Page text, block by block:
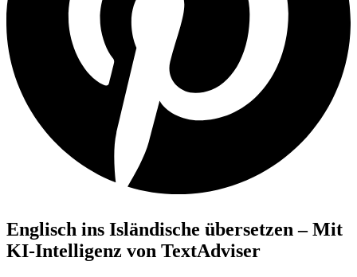
Englisch ins Isländische übersetzen – Mit
KI-Intelligenz von TextAdviser